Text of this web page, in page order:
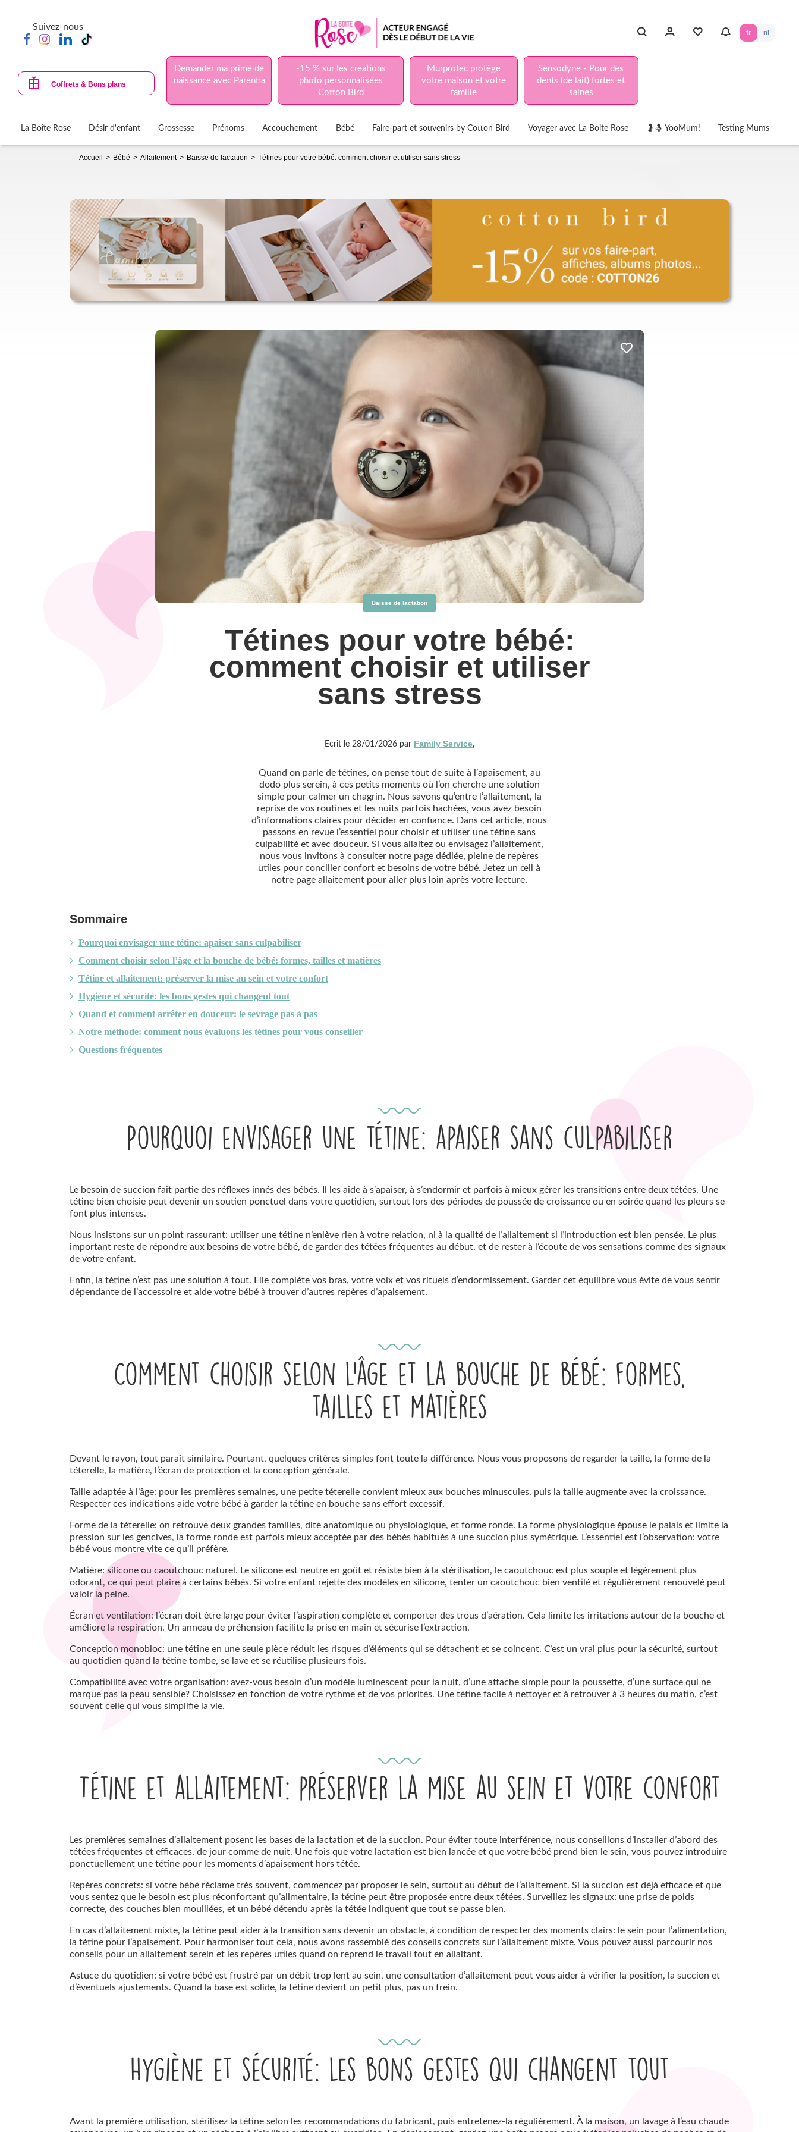
contenu
principal
Suivez-nous
fr nl
Coffrets & Bons plans
Demander ma prime de
naissance avec Parentia
-15 % sur les créations
photo personnalisées
Cotton Bird
Murprotec protège
votre maison et votre
famille
Sensodyne - Pour des
dents (de lait) fortes et
saines
La Boîte Rose Désir d'enfant Grossesse Prénoms Accouchement Bébé Faire-part et souvenirs by Cotton Bird Voyager avec La Boite Rose 🤰🤱 YooMum! Testing Mums
d'Ariane
Accueil Bébé Allaitement Baisse de lactation Tétines pour votre bébé: comment choisir et utiliser sans stress
Baisse de lactation
Tétines pour votre bébé:
comment choisir et utiliser
sans stress
Ecrit le 28/01/2026 par Family Service,
Quand on parle de tétines, on pense tout de suite à l’apaisement, au
dodo plus serein, à ces petits moments où l’on cherche une solution
simple pour calmer un chagrin. Nous savons qu’entre l’allaitement, la
reprise de vos routines et les nuits parfois hachées, vous avez besoin
d’informations claires pour décider en confiance. Dans cet article, nous
passons en revue l’essentiel pour choisir et utiliser une tétine sans
culpabilité et avec douceur. Si vous allaitez ou envisagez l’allaitement,
nous vous invitons à consulter notre page dédiée, pleine de repères
utiles pour concilier confort et besoins de votre bébé. Jetez un œil à
notre page allaitement pour aller plus loin après votre lecture.
Sommaire
Pourquoi envisager une tétine: apaiser sans culpabiliser
Comment choisir selon l’âge et la bouche de bébé: formes, tailles et matières
Tétine et allaitement: préserver la mise au sein et votre confort
Hygiène et sécurité: les bons gestes qui changent tout
Quand et comment arrêter en douceur: le sevrage pas à pas
Notre méthode: comment nous évaluons les tétines pour vous conseiller
Questions fréquentes
Pourquoi envisager une tétine: apaiser sans culpabiliser
Le besoin de succion fait partie des réflexes innés des bébés. Il les aide à s’apaiser, à s’endormir et parfois à mieux gérer les transitions entre deux tétées. Une
tétine bien choisie peut devenir un soutien ponctuel dans votre quotidien, surtout lors des périodes de poussée de croissance ou en soirée quand les pleurs se
font plus intenses.
Nous insistons sur un point rassurant: utiliser une tétine n’enlève rien à votre relation, ni à la qualité de l’allaitement si l’introduction est bien pensée. Le plus
important reste de répondre aux besoins de votre bébé, de garder des tétées fréquentes au début, et de rester à l’écoute de vos sensations comme des signaux
de votre enfant.
Enfin, la tétine n’est pas une solution à tout. Elle complète vos bras, votre voix et vos rituels d’endormissement. Garder cet équilibre vous évite de vous sentir
dépendante de l’accessoire et aide votre bébé à trouver d’autres repères d’apaisement.
Comment choisir selon l’âge et la bouche de bébé: formes,
tailles et matières
Devant le rayon, tout paraît similaire. Pourtant, quelques critères simples font toute la différence. Nous vous proposons de regarder la taille, la forme de la
téterelle, la matière, l’écran de protection et la conception générale.
Taille adaptée à l’âge: pour les premières semaines, une petite téterelle convient mieux aux bouches minuscules, puis la taille augmente avec la croissance.
Respecter ces indications aide votre bébé à garder la tétine en bouche sans effort excessif.
Forme de la téterelle: on retrouve deux grandes familles, dite anatomique ou physiologique, et forme ronde. La forme physiologique épouse le palais et limite la
pression sur les gencives, la forme ronde est parfois mieux acceptée par des bébés habitués à une succion plus symétrique. L’essentiel est l’observation: votre
bébé vous montre vite ce qu’il préfère.
Matière: silicone ou caoutchouc naturel. Le silicone est neutre en goût et résiste bien à la stérilisation, le caoutchouc est plus souple et légèrement plus
odorant, ce qui peut plaire à certains bébés. Si votre enfant rejette des modèles en silicone, tenter un caoutchouc bien ventilé et régulièrement renouvelé peut
valoir la peine.
Écran et ventilation: l’écran doit être large pour éviter l’aspiration complète et comporter des trous d’aération. Cela limite les irritations autour de la bouche et
améliore la respiration. Un anneau de préhension facilite la prise en main et sécurise l’extraction.
Conception monobloc: une tétine en une seule pièce réduit les risques d’éléments qui se détachent et se coincent. C’est un vrai plus pour la sécurité, surtout
au quotidien quand la tétine tombe, se lave et se réutilise plusieurs fois.
Compatibilité avec votre organisation: avez-vous besoin d’un modèle luminescent pour la nuit, d’une attache simple pour la poussette, d’une surface qui ne
marque pas la peau sensible? Choisissez en fonction de votre rythme et de vos priorités. Une tétine facile à nettoyer et à retrouver à 3 heures du matin, c’est
souvent celle qui vous simplifie la vie.
Tétine et allaitement: préserver la mise au sein et votre confort
Les premières semaines d’allaitement posent les bases de la lactation et de la succion. Pour éviter toute interférence, nous conseillons d’installer d’abord des
tétées fréquentes et efficaces, de jour comme de nuit. Une fois que votre lactation est bien lancée et que votre bébé prend bien le sein, vous pouvez introduire
ponctuellement une tétine pour les moments d’apaisement hors tétée.
Repères concrets: si votre bébé réclame très souvent, commencez par proposer le sein, surtout au début de l’allaitement. Si la succion est déjà efficace et que
vous sentez que le besoin est plus réconfortant qu’alimentaire, la tétine peut être proposée entre deux tétées. Surveillez les signaux: une prise de poids
correcte, des couches bien mouillées, et un bébé détendu après la tétée indiquent que tout se passe bien.
En cas d’allaitement mixte, la tétine peut aider à la transition sans devenir un obstacle, à condition de respecter des moments clairs: le sein pour l’alimentation,
la tétine pour l’apaisement. Pour harmoniser tout cela, nous avons rassemblé des conseils concrets sur l’allaitement mixte. Vous pouvez aussi parcourir nos
conseils pour un allaitement serein et les repères utiles quand on reprend le travail tout en allaitant.
Astuce du quotidien: si votre bébé est frustré par un débit trop lent au sein, une consultation d’allaitement peut vous aider à vérifier la position, la succion et
d’éventuels ajustements. Quand la base est solide, la tétine devient un petit plus, pas un frein.
Hygiène et sécurité: les bons gestes qui changent tout
Avant la première utilisation, stérilisez la tétine selon les recommandations du fabricant, puis entretenez-la régulièrement. À la maison, un lavage à l’eau chaude